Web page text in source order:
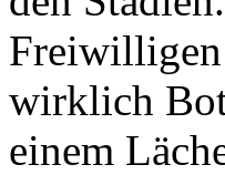
wirklich
einem